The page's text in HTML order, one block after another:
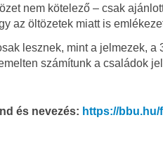
nem kötelező – csak
az öltözetek miatt is
lesznek, mint a jelmezek,
számítunk a családok
és nevezés: https://